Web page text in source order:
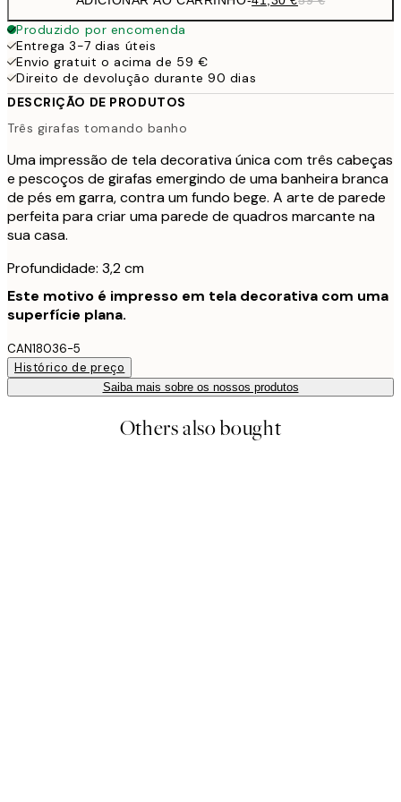
Produzido por encomenda
Entrega 3-7 dias úteis
Envio gratuit o acima de 59 €
Direito de devolução durante 90 dias
DESCRIÇÃO DE PRODUTOS
Três girafas tomando banho
Uma impressão de tela decorativa única com três cabeças
e pescoços de girafas emergindo de uma banheira branca
de pés em garra, contra um fundo bege. A arte de parede
perfeita para criar uma parede de quadros marcante na
sua casa.
Profundidade: 3,2 cm
Este motivo é impresso em tela decorativa com uma
superfície plana.
CAN18036-5
Histórico de preço
Saiba mais sobre os nossos produtos
Others also bought